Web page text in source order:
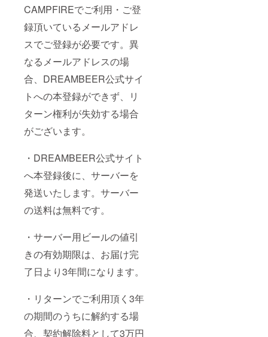
CAMPFIREでご利用・ご登
録頂いているメールアドレ
スでご登録が必要です。異
なるメールアドレスの場
合、DREAMBEER公式サイ
トへの本登録ができず、リ
ターン権利が失効する場合
がございます。
・DREAMBEER公式サイト
へ本登録後に、サーバーを
発送いたします。サーバー
の送料は無料です。
・サーバー用ビールの値引
きの有効期限は、お届け完
了日より3年間になります。
・リターンでご利用頂く3年
の期間のうちに解約する場
合、契約解除料として3万円